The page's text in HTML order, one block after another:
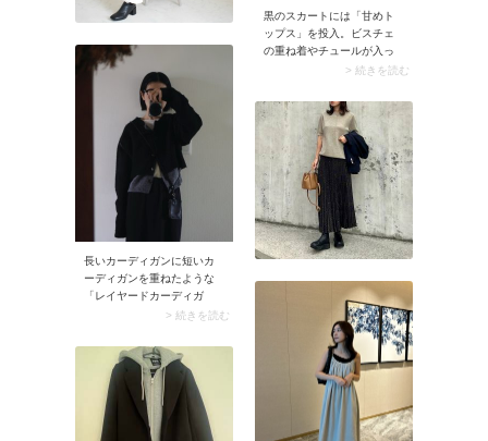
黒のスカートには「甘めト
ップス」を投入。ビスチェ
の重ね着やチュールが入っ
たトップスを選ぶとフェミ
プ。黒マーメードスカート
やタイトスカートを可愛ら
しく着こなせますよ。
> 続きを読む
長いカーディガンに短いカ
ーディガンを重ねたような
「レイヤードカーディガ
ン」もラインナップ。おし
な上に、ボタンの開閉具合
でコーデに変化がつけられ
ます。脱ぎ着もラクなの
で、簡単に鮮度の高い着こ
なしが楽しめますよ。
> 続きを読む